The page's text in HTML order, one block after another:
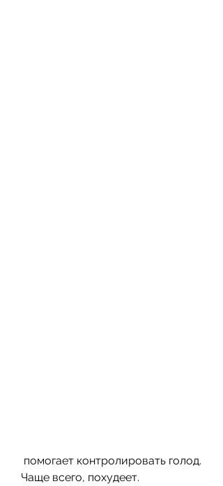
Чаще всего, похудеет.